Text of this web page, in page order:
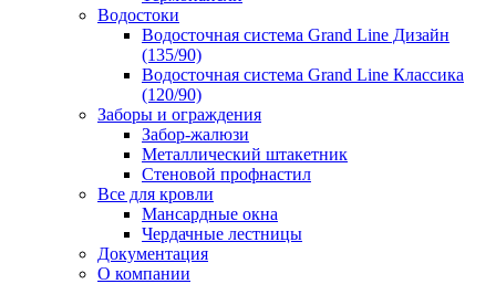
Водостоки
Водосточная система Grand Line Дизайн
(135/90)
Водосточная система Grand Line Классика
(120/90)
Заборы и ограждения
Забор-жалюзи
Металлический штакетник
Стеновой профнастил
Все для кровли
Мансардные окна
Чердачные лестницы
Документация
О компании